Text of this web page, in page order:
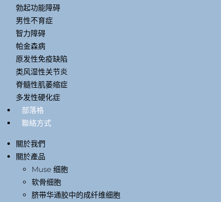
勃起功能障碍
男性不育症
智力障碍
帕金森病
原发性免疫缺陷
类风湿性关节炎
脊髓性肌萎缩症
多发性硬化症
部落格
聯絡方式
關於我們
關於產品
Muse 细胞
软骨细胞
脐带华通胶中的成纤维细胞